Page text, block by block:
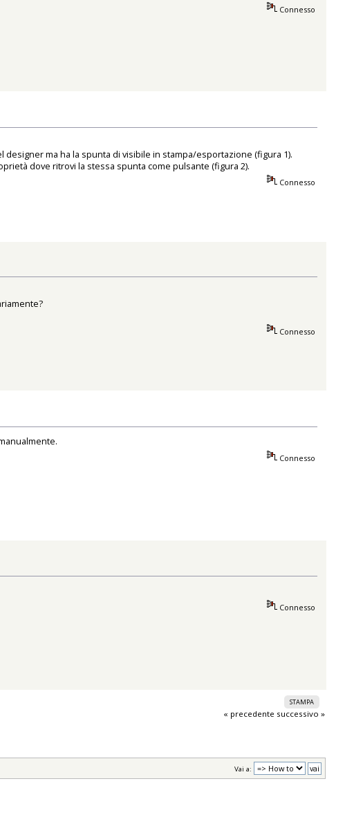
Connesso
ma ha la spunta di visibile in stampa/esportazione (figura 1).
dove ritrovi la stessa spunta come pulsante (figura 2).
Connesso
Connesso
Connesso
Connesso
STAMPA
« precedente successivo »
Vai a: